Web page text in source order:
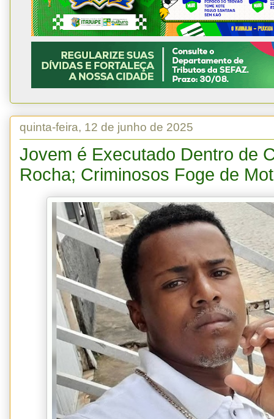
quinta-feira, 12 de junho de 2025
Jovem é Executado Dentro de
Rocha; Criminosos Foge de